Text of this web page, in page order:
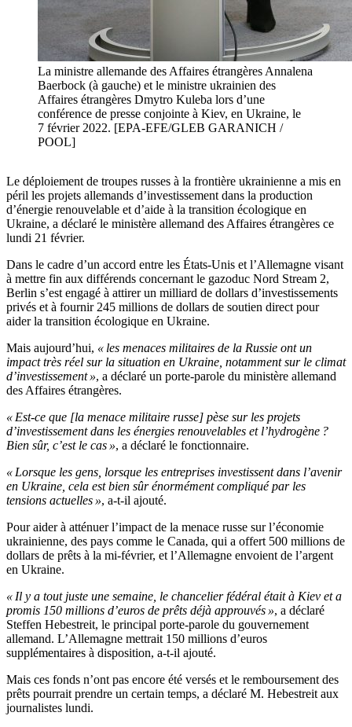
La ministre allemande des Affaires étrangères Annalena
Baerbock (à gauche) et le ministre ukrainien des
Affaires étrangères Dmytro Kuleba lors d’une
conférence de presse conjointe à Kiev, en Ukraine, le
7 février 2022. [EPA-EFE/GLEB GARANICH /
POOL]
Le déploiement de troupes russes à la frontière ukrainienne a mis en
péril les projets allemands d’investissement dans la production
d’énergie renouvelable et d’aide à la transition écologique en
Ukraine, a déclaré le ministère allemand des Affaires étrangères ce
lundi 21 février.
Dans le cadre d’un accord entre les États-Unis et l’Allemagne visant
à mettre fin aux différends concernant le gazoduc Nord Stream 2,
Berlin s’est engagé à attirer un milliard de dollars d’investissements
privés et à fournir 245 millions de dollars de soutien direct pour
aider la transition écologique en Ukraine.
Mais aujourd’hui, « les menaces militaires de la Russie ont un
impact très réel sur la situation en Ukraine, notamment sur le climat
d’investissement », a déclaré un porte-parole du ministère allemand
des Affaires étrangères.
« Est-ce que [la menace militaire russe] pèse sur les projets
d’investissement dans les énergies renouvelables et l’hydrogène ?
Bien sûr, c’est le cas », a déclaré le fonctionnaire.
« Lorsque les gens, lorsque les entreprises investissent dans l’avenir
en Ukraine, cela est bien sûr énormément compliqué par les
tensions actuelles », a-t-il ajouté.
Pour aider à atténuer l’impact de la menace russe sur l’économie
ukrainienne, des pays comme le Canada, qui a offert 500 millions de
dollars de prêts à la mi-février, et l’Allemagne envoient de l’argent
en Ukraine.
« Il y a tout juste une semaine, le chancelier fédéral était à Kiev et a
promis 150 millions d’euros de prêts déjà approuvés », a déclaré
Steffen Hebestreit, le principal porte-parole du gouvernement
allemand. L’Allemagne mettrait 150 millions d’euros
supplémentaires à disposition, a-t-il ajouté.
Mais ces fonds n’ont pas encore été versés et le remboursement des
prêts pourrait prendre un certain temps, a déclaré M. Hebestreit aux
journalistes lundi.